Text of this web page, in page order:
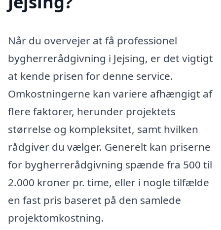
Når du overvejer at få professionel
bygherrerådgivning i Jejsing, er det vigtigt
at kende prisen for denne service.
Omkostningerne kan variere afhængigt af
flere faktorer, herunder projektets
størrelse og kompleksitet, samt hvilken
rådgiver du vælger. Generelt kan priserne
for bygherrerådgivning spænde fra 500 til
2.000 kroner pr. time, eller i nogle tilfælde
en fast pris baseret på den samlede
projektomkostning.